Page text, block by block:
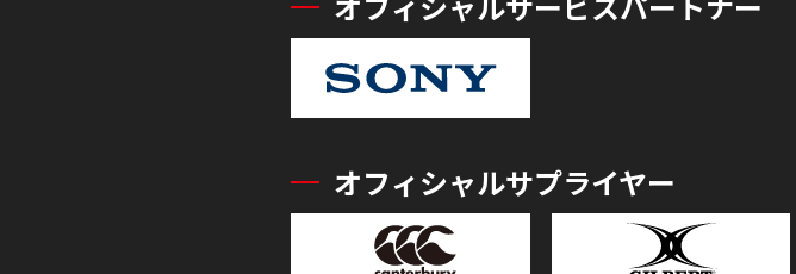
オフィシャルサプライヤー